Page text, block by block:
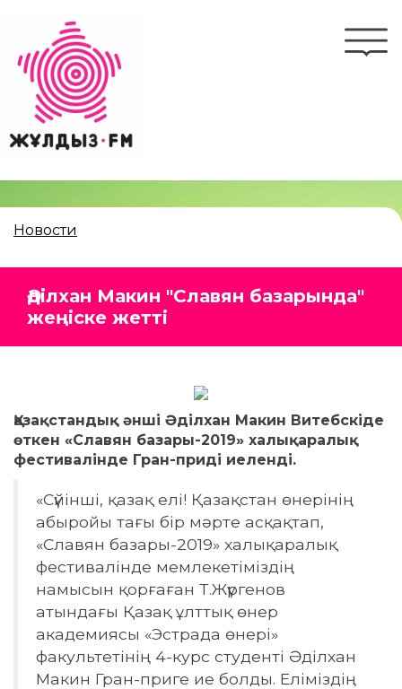
основному
содержанию
Новости
Әділхан Макин "Славян базарында"
жеңіске жетті
Қазақстандық әнші Әділхан Макин Витебскіде
өткен «Славян базары-2019» халықаралық
фестивалінде Гран-приді иеленді.
«Сүйінші, қазақ елі! Қазақстан өнерінің
абыройы тағы бір мәрте асқақтап,
«Славян базары-2019» xалықаралық
фестивалінде мемлекетіміздің
намысын қорғаған Т.Жүргенов
атындағы Қазақ ұлттық өнер
академиясы «Эстрада өнері»
факультетінің 4-курс студенті Әділхан
Макин Гран-приге ие болды. Еліміздің